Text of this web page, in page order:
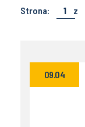
Strona:
1 z
09.04